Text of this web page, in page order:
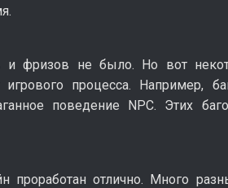
и фризов не было. Но вот
игрового процесса. Например,
поведение NPC. Этих
проработан отлично. Много